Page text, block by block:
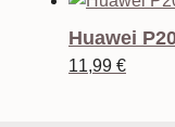
Huawei
11,99 €